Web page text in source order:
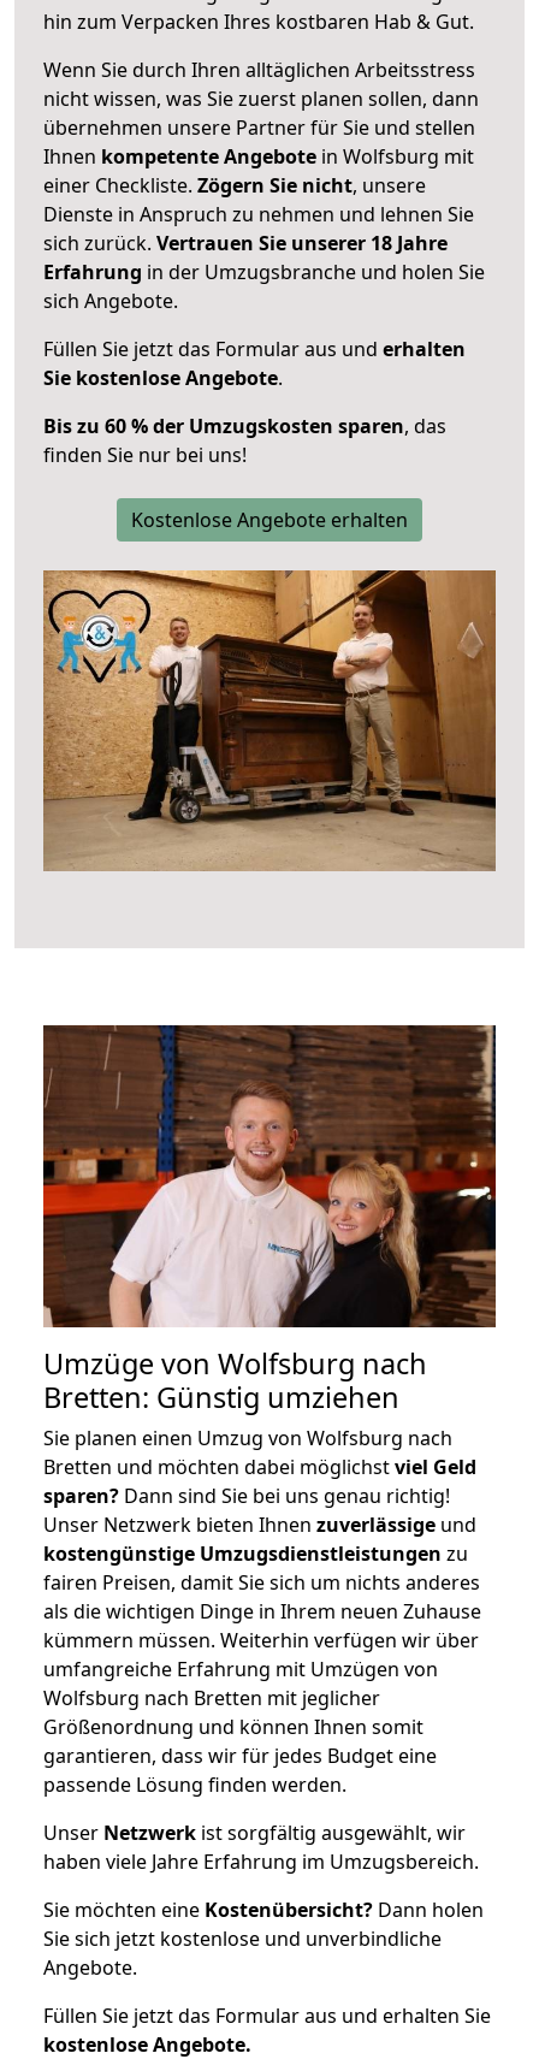
hin zum Verpacken Ihres kostbaren Hab & Gut.
Wenn Sie durch Ihren alltäglichen Arbeitsstress
nicht wissen, was Sie zuerst planen sollen, dann
übernehmen unsere Partner für Sie und stellen
Ihnen kompetente Angebote in Wolfsburg mit
einer Checkliste. Zögern Sie nicht, unsere
Dienste in Anspruch zu nehmen und lehnen Sie
sich zurück. Vertrauen Sie unserer 18 Jahre
Erfahrung in der Umzugsbranche und holen Sie
sich Angebote.
Füllen Sie jetzt das Formular aus und erhalten
Sie kostenlose Angebote.
Bis zu 60 % der Umzugskosten sparen, das
finden Sie nur bei uns!
Kostenlose Angebote erhalten
Umzüge von Wolfsburg nach
Bretten: Günstig umziehen
Sie planen einen Umzug von Wolfsburg nach
Bretten und möchten dabei möglichstviel Geld
sparen? Dann sind Sie bei uns genau richtig!
Unser Netzwerk bieten Ihnen zuverlässige und
kostengünstige Umzugsdienstleistungen zu
fairen Preisen, damit Sie sich um nichts anderes
als die wichtigen Dinge in Ihrem neuen Zuhause
kümmern müssen. Weiterhin verfügen wir über
umfangreiche Erfahrung mit Umzügen von
Wolfsburg nach Bretten mit jeglicher
Größenordnung und können Ihnen somit
garantieren, dass wir für jedes Budget eine
passende Lösung finden werden.
Unser Netzwerk ist sorgfältig ausgewählt, wir
haben viele Jahre Erfahrung im Umzugsbereich.
Sie möchten eine Kostenübersicht? Dann holen
Sie sich jetzt kostenlose und unverbindliche
Angebote.
Füllen Sie jetzt das Formular aus und erhalten Sie
kostenloseAngebote.